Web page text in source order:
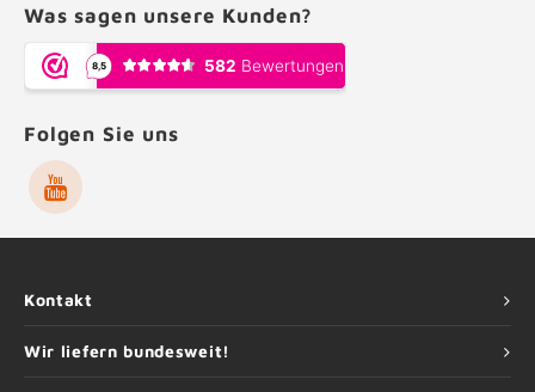
Was sagen unsere Kunden?
Folgen Sie uns
Kontakt
Wir liefern bundesweit!